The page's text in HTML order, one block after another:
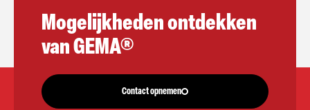
Mogelijkheden ontdekken
van GEMA®
Contact opnemen